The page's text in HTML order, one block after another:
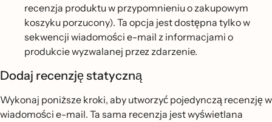
recenzja produktu w przypomnieniu o zakupowym
koszyku porzucony). Ta opcja jest dostępna tylko w
sekwencji wiadomości e-mail z informacjami o
produkcie wyzwalanej przez zdarzenie.
Dodaj recenzję statyczną
Wykonaj poniższe kroki, aby utworzyć pojedynczą recenzję w
wiadomości e-mail. Ta sama recenzja jest wyświetlana